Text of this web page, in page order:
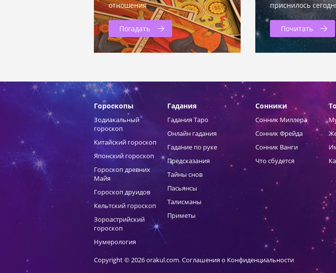
отношения
Погадать
приснилось
Почитать
Гороскопы
Зодиакальный
гороскоп
Китайский гороскоп
Японский гороскоп
Гороскоп древних
Майя
Гороскоп друидов
Кельтский гороскоп
Зороастрийский
гороскоп
Нумерология
Гадания
Гадания Таро
Онлайн гадания
Гадание по руке
Предсказания
Тайны снов
Пасьянсы
Талисманы
Приметы
Сонники
Сонник Миллера
Сонник Фрейда
Сонник Ванги
Что сбудется
Copyright © 2026 orakul.com.Соглашения о Конфиденциальности